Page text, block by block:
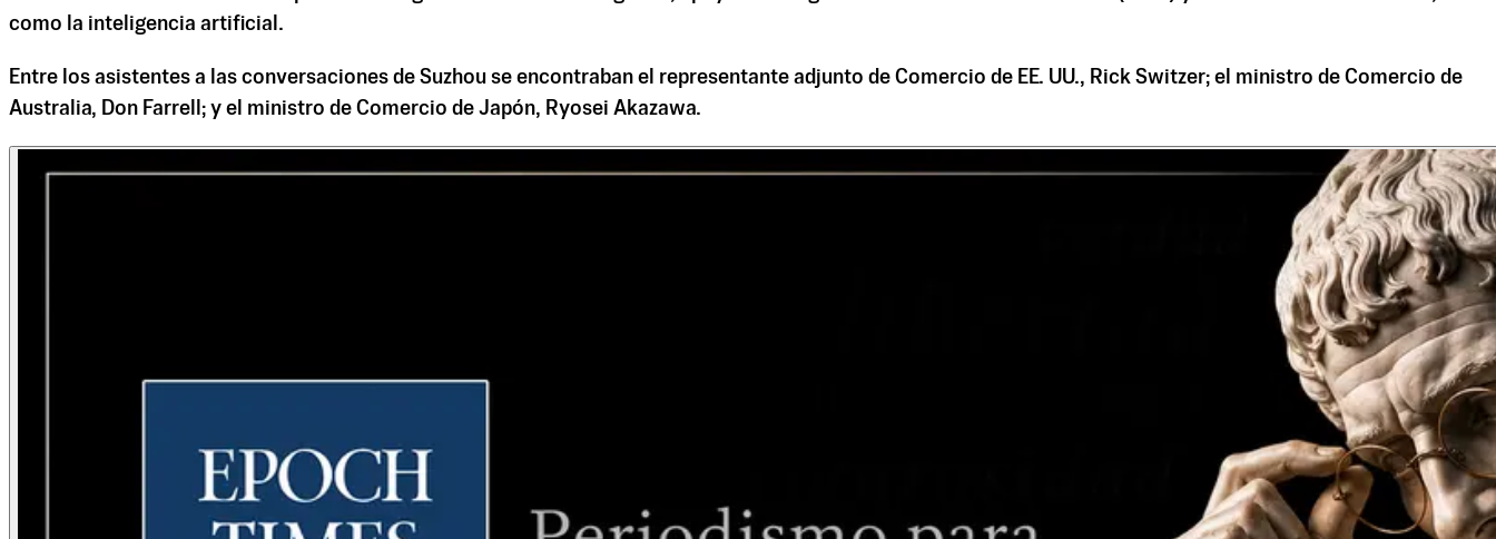
como la inteligencia artificial.
Entre los asistentes a las conversaciones de Suzhou se encontraban el representante adjunto de Comercio de EE. UU., Rick Switzer; el ministro de Comercio de
Australia, Don Farrell; y el ministro de Comercio de Japón, Ryosei Akazawa.